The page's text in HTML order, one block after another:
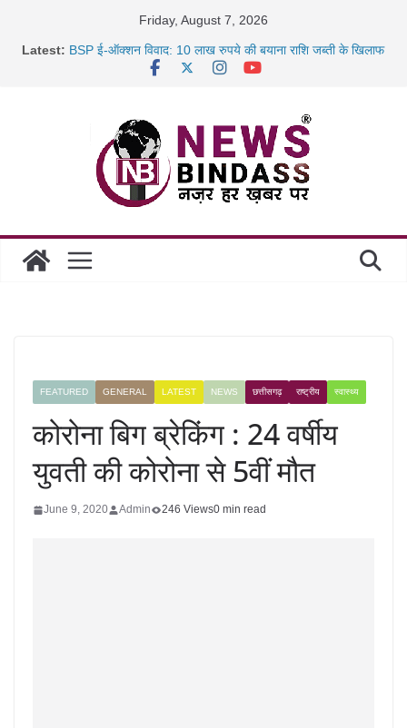
Friday, August 7, 2026
Latest: BSP ई-ऑक्शन विवाद: 10 लाख रुपये की बयाना राशि जब्ती के खिलाफ
साइबर ठगी पर दुर्ग पुलिस का बड़ा एक्शन: 13 म्यूल बैंक खाताधारक
गिरफ्तार
FEATURED GENERAL LATEST NEWS छत्तीसगढ़ राष्ट्रीय स्वास्थ्य
कोरोना बिग ब्रेकिंग : 24 वर्षीय
युवती की कोरोना से 5वीं मौत
June 9, 2020 Admin 246 Views0 min read